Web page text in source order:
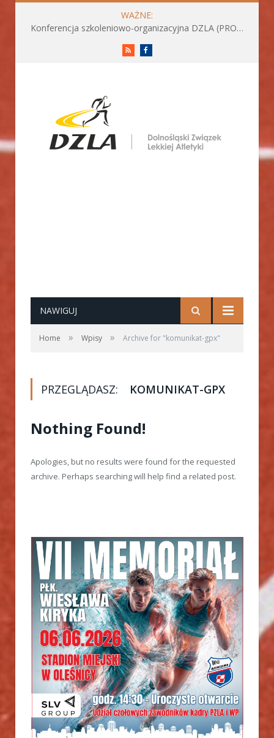
WAŻNE:
Konferencja szkoleniowo-organizacyjna DZLA (PROGRAM już do pobrania)
RSS
NAWIGUJ
Home » Wpisy » Archive for "komunikat-gpx"
PRZEGLĄDASZ: KOMUNIKAT-GPX
Nothing Found!
Apologies, but no results were found for the requested
archive. Perhaps searching will help find a related post.